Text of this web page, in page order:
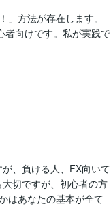
方法が存在します。
者向けです。私が実践で
、負ける人、FX向いて
切ですが、初心者の方
はあなたの基本が全て